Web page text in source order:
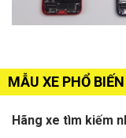
MẪU XE PHỔ
Hãng xe tìm kiếm